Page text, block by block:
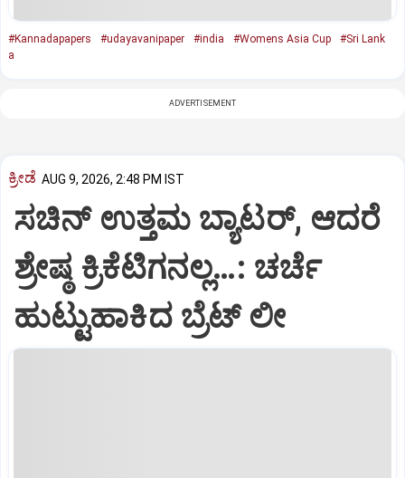
#Kannadapapers #udayavanipaper #india #Womens Asia Cup
#Sri Lank
a
ADVERTISEMENT
ಕ್ರೀಡೆ AUG 9, 2026, 2:48 PM IST
ಸಚಿನ್‌ ಉತ್ತಮ ಬ್ಯಾಟರ್‌, ಆದರೆ
ಶ್ರೇಷ್ಠ ಕ್ರಿಕೆಟಿಗನಲ್ಲ…: ಚರ್ಚೆ
ಹುಟ್ಟುಹಾಕಿದ ಬ್ರೆಟ್‌ ಲೀ